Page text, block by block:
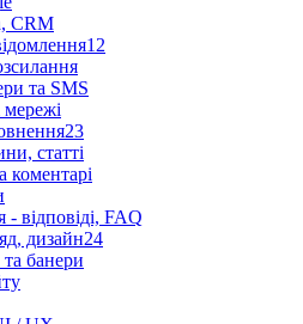
CRM
12
та SMS
мережі
23
статті
коментарі
- відповіді, FAQ
дизайн24
банери